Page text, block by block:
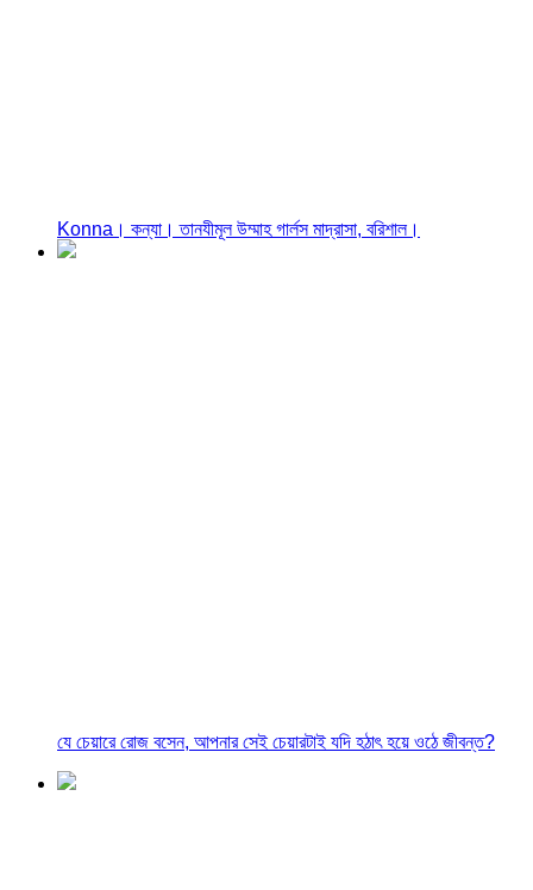
Konna। কন্যা। তানযীমূল উম্মাহ গার্লস মাদ্রাসা, বরিশাল।
যে চেয়ারে রোজ বসেন, আপনার সেই চেয়ারটাই যদি হঠাৎ হয়ে ওঠে জীবন্ত?